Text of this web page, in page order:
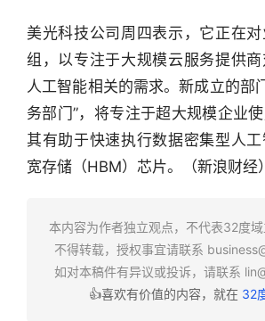
行
业
美光科技公司周四表示，它正在
组，以专注于大规模云服务提供
人工智能相关的需求。新成立的部
务部门”，将专注于超大规模企业
其有助于快速执行数据密集型人
宽存储（HBM）芯片。（新浪财经）
本内容为作者独立观点，不代表32度
不得转载，授权事宜请联系
如对本稿件有异议或投诉，请联系
👍喜欢有价值的内容，就在 32